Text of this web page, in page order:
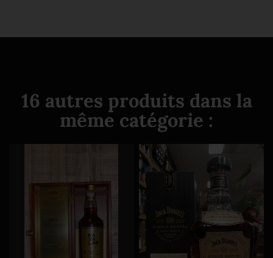
16 autres produits dans la
même catégorie :